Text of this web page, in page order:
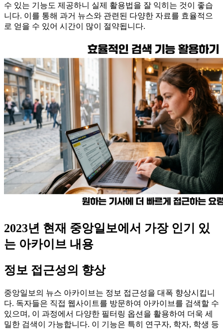
수 있는 기능도 제공하니 실제 활용법을 잘 익히는 것이 좋습
니다. 이를 통해 과거 뉴스와 관련된 다양한 자료를 효율적으
로 얻을 수 있어 시간이 많이 절약됩니다.
2023년 현재 중앙일보에서 가장 인기 있
는 아카이브 내용
정보 접근성의 향상
중앙일보의 뉴스 아카이브는 정보 접근성을 대폭 향상시킵니
다. 독자들은 직접 웹사이트를 방문하여 아카이브를 검색할 수
있으며, 이 과정에서 다양한 필터링 옵션을 활용하여 더욱 세
밀한 검색이 가능합니다. 이 기능은 특히 연구자, 학자, 학생 등